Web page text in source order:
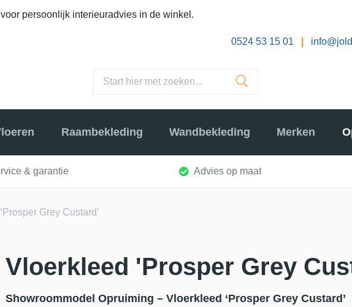
persoonlijk interieuradvies in de winkel.
0524 53 15 01
Raambekleding Wandbekleding Merken
& garantie Advies op maat
Grey Custard’
Vloerkleed 'Prosper Grey
Showroommodel Opruiming – Vloerkleed ‘Prosper Grey Custard’